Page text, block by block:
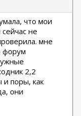
что мои
не
мне
форум
2,2
и поры, как
они